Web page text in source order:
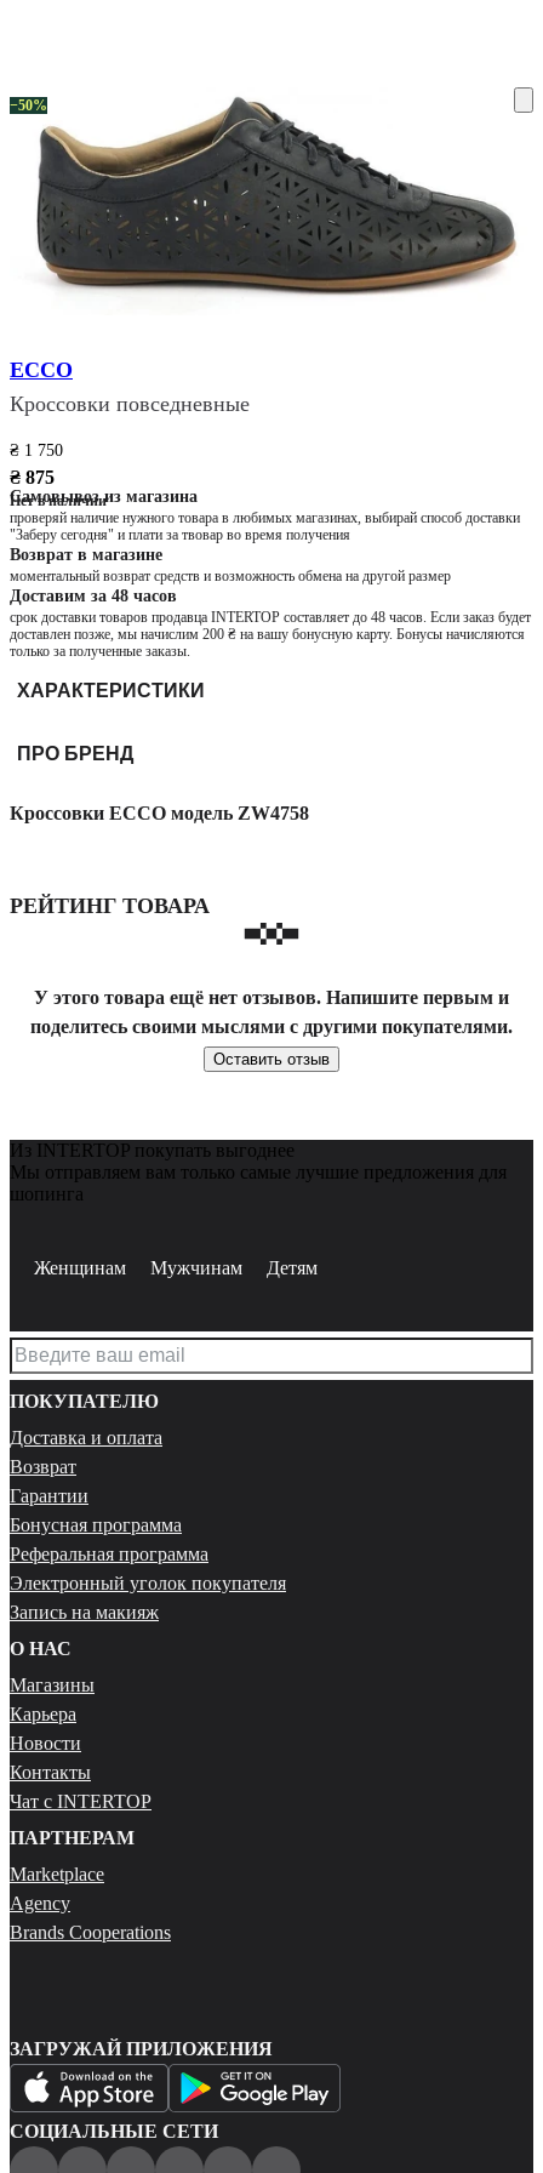
−50%
ECCO
Кроссовки повседневные
₴ 1 750
₴ 875
Нет в наличии
Самовывоз из магазина
проверяй наличие нужного товара в любимых магазинах, выбирай способ доставки
"Заберу сегодня" и плати за твовар во время получения
Возврат в магазине
моментальный возврат средств и возможность обмена на другой размер
Доставим за 48 часов
срок доставки товаров продавца INTERTOP составляет до 48 часов. Если заказ будет
доставлен позже, мы начислим 200 ₴ на вашу бонусную карту. Бонусы начисляются
только за полученные заказы.
ХАРАКТЕРИСТИКИ
ПРО БРЕНД
Кроссовки ECCO модель ZW4758
РЕЙТИНГ ТОВАРА
У этого товара ещё нет отзывов. Напишите первым и
поделитесь своими мыслями с другими покупателями.
Оставить отзыв
Из INTERTOP покупать выгоднее
Мы отправляем вам только самые лучшие предложения для
шопинга
Женщинам Мужчинам Детям
ПОКУПАТЕЛЮ
Доставка и оплата
Возврат
Гарантии
Бонусная программа
Реферальная программа
Электронный уголок покупателя
Запись на макияж
О НАС
Магазины
Карьера
Новости
Контакты
Чат с INTERTOP
ПАРТНЕРАМ
Marketplace
Agency
Brands Cooperations
ЗАГРУЖАЙ ПРИЛОЖЕНИЯ
СОЦИАЛЬНЫЕ СЕТИ